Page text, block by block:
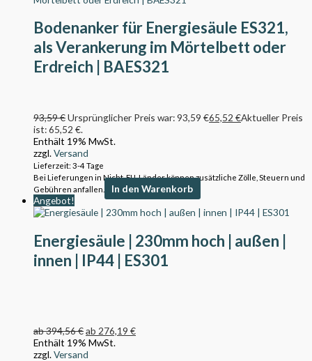
Bodenanker für Energiesäule ES321,
als Verankerung im Mörtelbett oder
Erdreich | BAES321
93,59€Ursprünglicher Preis war: 93,59 €65,52 €Aktueller Preis
ist: 65,52 €.
Enthält 19% MwSt.
zzgl.Versand
Lieferzeit: 3-4 Tage
Bei Lieferungen in Nicht-EU-Länder können zusätzliche Zölle, Steuern und
Gebühren anfallen.
In den Warenkorb
Angebot!
Energiesäule | 230mm hoch | außen |
innen | IP44 | ES301
ab394,56€ab 276,19 €
Enthält 19% MwSt.
zzgl.Versand